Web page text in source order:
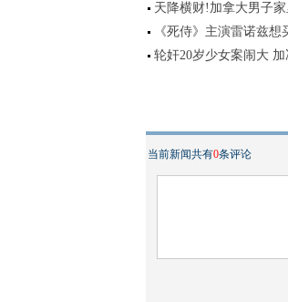
天降横财!加拿大男子
《死侍》主演雷诺兹
轮奸20岁少女案闹大
当前新闻共有0条评论